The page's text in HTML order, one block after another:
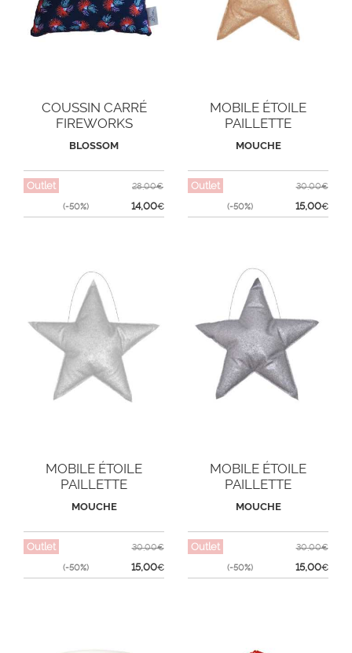
COUSSIN CARRÉ
FIREWORKS
BLOSSOM
Outlet
(-50%)
28,00€
14,00€
MOBILE ÉTOILE
PAILLETTE
MOUCHE
Outlet
(-50%)
30,00€
15,00€
MOBILE ÉTOILE
PAILLETTE
MOUCHE
Outlet
(-50%)
30,00€
15,00€
MOBILE ÉTOILE
PAILLETTE
MOUCHE
Outlet
(-50%)
30,00€
15,00€